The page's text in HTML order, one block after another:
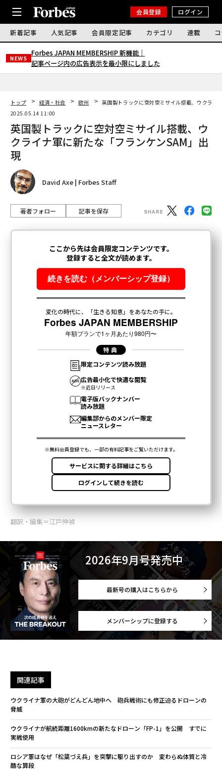
会員登録 ログイン
新着記事 人気記事 会員限定記事 カテゴリ 連載
NEWS
Forbes JAPAN MEMBERSHIP 新機能｜
記事ページ内の広告表示を最小限にしました
トップ 経済・社会 欧州
英国製トラックに空対空ミサイル搭載、ウクライ
2025.05.14 11:00
英国製トラックに空対空ミサイル搭載、ウ
クライナ軍に新たな「フランケンSAM」出
現
David Axe | Forbes Staff
著者フォロー 記事を保存
翻訳・編集＝江戸伸禎
2026年9月号発売中
最新号の購入はこちらから
メンバーシップに登録する
関連記事
ウクライナ軍の大砲がどんどん地中へ 砲兵戦術にも修正迫るドローンの
脅威
ウクライナが航続距離1600kmの新たなドローン「FP-1」を公開 すでに
実戦使用
ロシア軍はなぜ「松葉づえ兵」を突撃に駆り出すのか 変わらぬ体質と冷
酷な算段